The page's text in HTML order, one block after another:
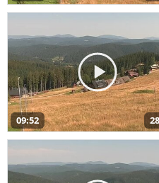
09:52